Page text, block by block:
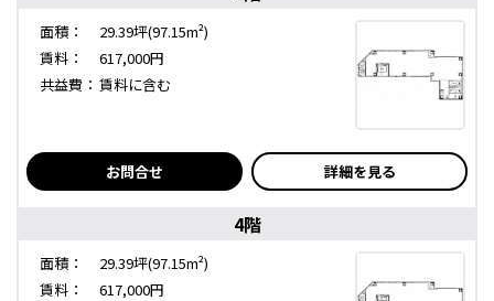
面積：
29.39坪(97.15m²)
賃料：
617,000円
共益費： 賃料に含む
お問合せ 詳細を見る
4階
面積：
29.39坪(97.15m²)
賃料：
617,000円